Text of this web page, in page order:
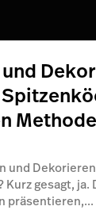
und
gesagt, ja.
präsentieren,...